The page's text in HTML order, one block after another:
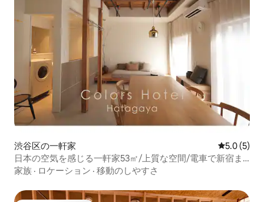
渋谷区の一軒家 レビュー5
5.0 (5)
日本の空気を感じる一軒家53㎡/上質な空間/電車で新宿ま
で２駅/渋谷区幡ヶ谷/商店街の先
家族 · ロケーション · 移動のしやすさ